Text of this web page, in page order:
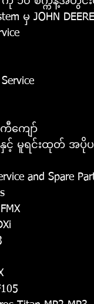
မှ JOHN
ကီကျော်
င့် မူရင်းထုတ် အပိုပစ္
and Spare